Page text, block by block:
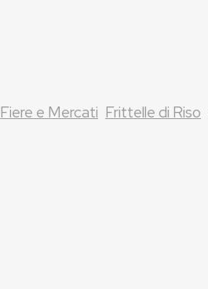
Fiere e Mercati Frittelle di Riso